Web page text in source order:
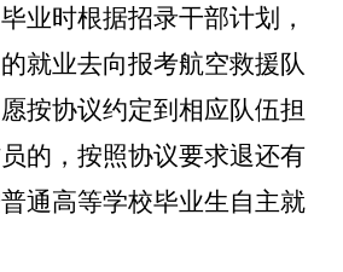
业时根据招录干部计划，
就业去向报考航空救援队
按协议约定到相应队伍担
的，按照协议要求退还有
通高等学校毕业生自主就